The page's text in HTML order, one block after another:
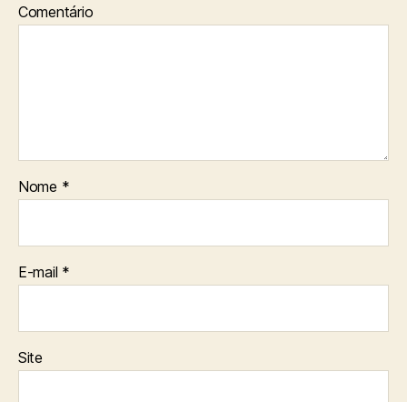
Comentário
Nome *
E-mail *
Site